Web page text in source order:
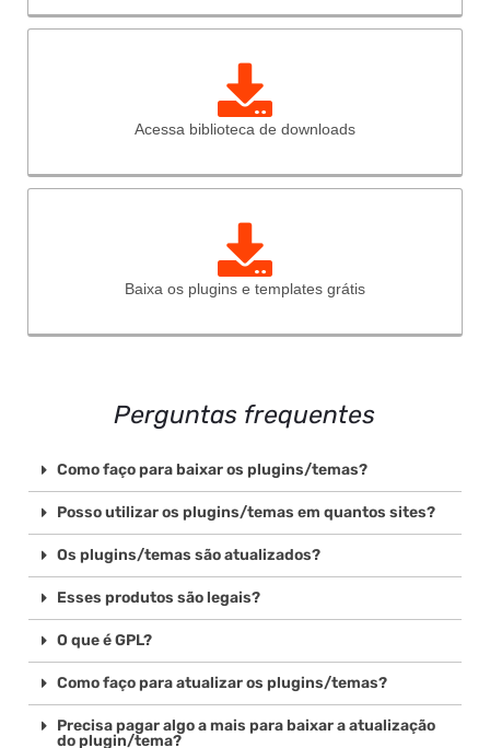
Acessa biblioteca de downloads
Baixa os plugins e templates grátis
Perguntas frequentes
Como faço para baixar os plugins/temas?
Posso utilizar os plugins/temas em quantos sites?
Os plugins/temas são atualizados?
Esses produtos são legais?
O que é GPL?
Como faço para atualizar os plugins/temas?
Precisa pagar algo a mais para baixar a atualização
do plugin/tema?